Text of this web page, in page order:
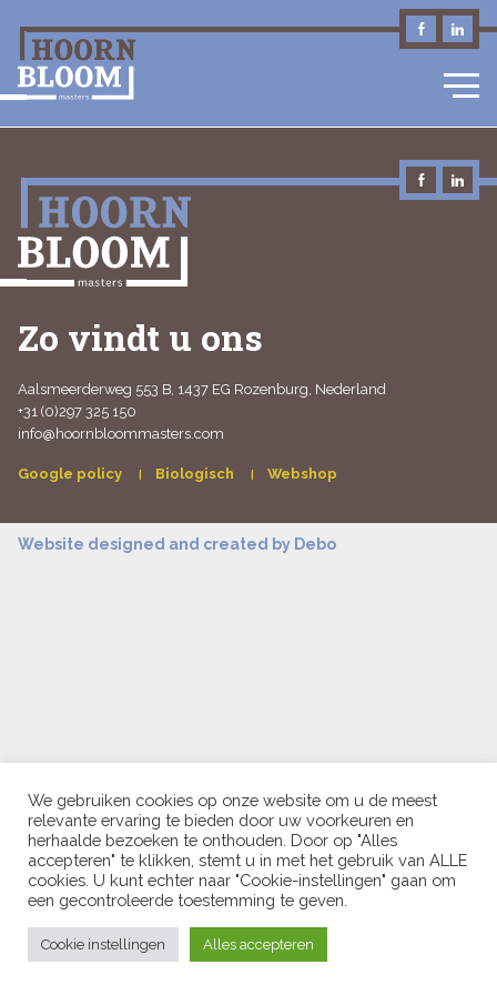
NL
Zo vindt u ons
Aalsmeerderweg 553 B, 1437 EG Rozenburg, Nederland
+31 (0)297 325 150
info@hoornbloommasters.com
Google policy Biologisch Webshop
Website designed and created by Debo
We gebruiken cookies op onze website om u de meest
relevante ervaring te bieden door uw voorkeuren en
herhaalde bezoeken te onthouden. Door op "Alles
accepteren" te klikken, stemt u in met het gebruik van ALLE
cookies. U kunt echter naar "Cookie-instellingen" gaan om
een ​​gecontroleerde toestemming te geven.
Cookie instellingen Alles accepteren